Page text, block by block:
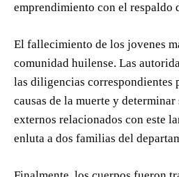
emprendimiento con el respaldo
El fallecimiento de los jovenes
comunidad huilense. Las
las diligencias correspondientes
causas de la muerte y
externos relacionados con este
enluta a dos familias del